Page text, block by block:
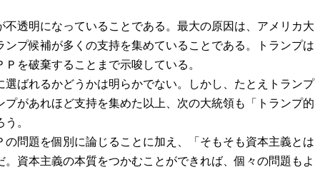
透明になっていることである。最大の原因は、アメリカ大
プ候補が多くの支持を集めていることである。トランプは
を破棄することまで示唆している。
ばれるかどうかは明らかでない。しかし、たとえトランプ
があれほど支持を集めた以上、次の大統領も「トランプ的
。
問題を個別に論じることに加え、「そもそも資本主義とは
資本主義の本質をつかむことができれば、個々の問題もよ